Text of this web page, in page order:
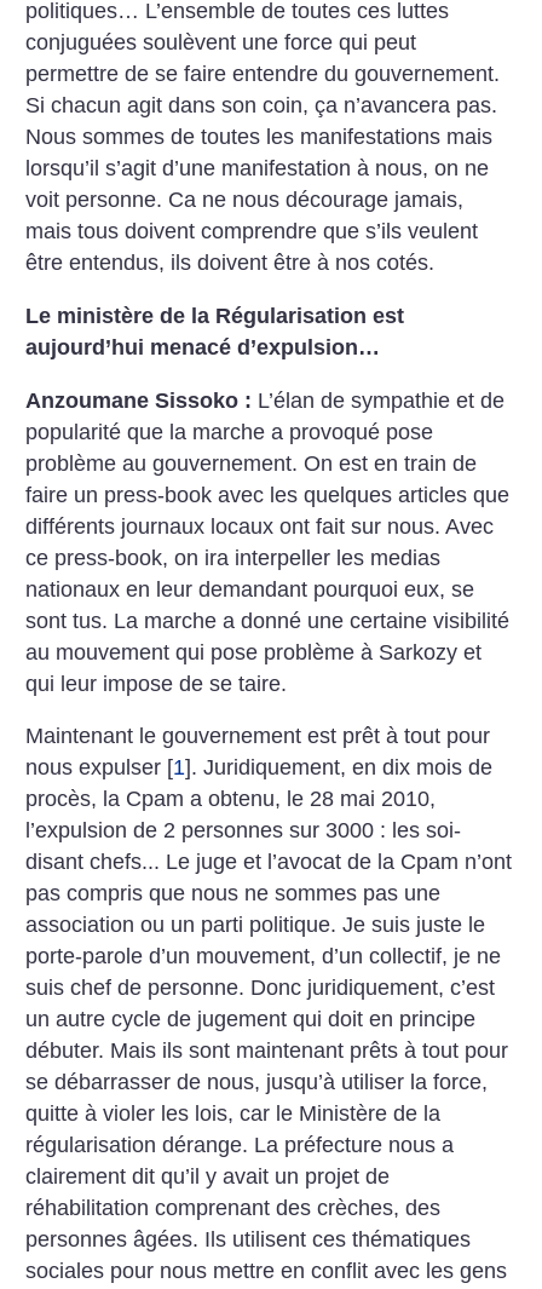
politiques… L’ensemble de toutes ces luttes
conjuguées soulèvent une force qui peut
permettre de se faire entendre du gouvernement.
Si chacun agit dans son coin, ça n’avancera pas.
Nous sommes de toutes les manifestations mais
lorsqu’il s’agit d’une manifestation à nous, on ne
voit personne. Ca ne nous décourage jamais,
mais tous doivent comprendre que s’ils veulent
être entendus, ils doivent être à nos cotés.
Le ministère de la Régularisation est
aujourd’hui menacé d’expulsion…
Anzoumane Sissoko : L’élan de sympathie et de
popularité que la marche a provoqué pose
problème au gouvernement. On est en train de
faire un press-book avec les quelques articles que
différents journaux locaux ont fait sur nous. Avec
ce press-book, on ira interpeller les medias
nationaux en leur demandant pourquoi eux, se
sont tus. La marche a donné une certaine visibilité
au mouvement qui pose problème à Sarkozy et
qui leur impose de se taire.
Maintenant le gouvernement est prêt à tout pour
nous expulser [1]. Juridiquement, en dix mois de
procès, la Cpam a obtenu, le 28 mai 2010,
l’expulsion de 2 personnes sur 3000 : les soi-
disant chefs... Le juge et l’avocat de la Cpam n’ont
pas compris que nous ne sommes pas une
association ou un parti politique. Je suis juste le
porte-parole d’un mouvement, d’un collectif, je ne
suis chef de personne. Donc juridiquement, c’est
un autre cycle de jugement qui doit en principe
débuter. Mais ils sont maintenant prêts à tout pour
se débarrasser de nous, jusqu’à utiliser la force,
quitte à violer les lois, car le Ministère de la
régularisation dérange. La préfecture nous a
clairement dit qu’il y avait un projet de
réhabilitation comprenant des crèches, des
personnes âgées. Ils utilisent ces thématiques
sociales pour nous mettre en conflit avec les gens